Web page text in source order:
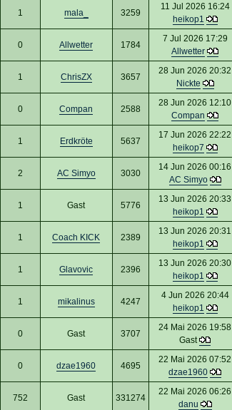
1 mala_ 3259
11 Jul 2026 16:24
heikop1
0 Allwetter 1784
7 Jul 2026 17:29
Allwetter
1 ChrisZX 3657
28 Jun 2026 20:32
Nickte
0 Compan 2588
28 Jun 2026 12:10
Compan
1 Erdkröte 5637
17 Jun 2026 22:22
heikop7
2 AC Simyo 3030
14 Jun 2026 00:16
AC Simyo
1 Gast 5776
13 Jun 2026 20:33
heikop1
1 Coach KICK 2389
13 Jun 2026 20:31
heikop1
1 Glavovic 2396
13 Jun 2026 20:30
heikop1
1 mikalinus 4247
4 Jun 2026 20:44
heikop1
0 Gast 3707
24 Mai 2026 19:58
Gast
0 dzae1960 4695
22 Mai 2026 07:52
dzae1960
752 Gast 331274
22 Mai 2026 06:26
danu